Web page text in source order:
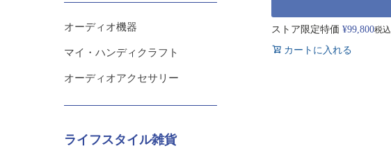
オーディオ機器
マイ・ハンディクラフト
オーディオアクセサリー
ライフスタイル雑貨
ストア限定特価 ¥99,800税込
カートに入れる